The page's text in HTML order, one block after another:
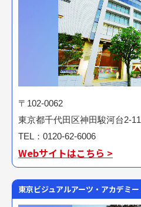
〒102-0062
東京都千代田区神田駿河台2-11
TEL：0120-62-6006
Webサイトはこちら >
東京ビジュアルアーツ・アカデミー